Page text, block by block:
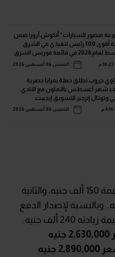
منصور للسيارات" أنكوش أرورا ضمن
قائمة أقوى 100 رئيس تنفيذي في الشرق
الأوسط لعام 2026 في قائمة فوربس الشرق
الخميس 06 أغسطس 2026
جروب تطلق حملة بمزايا حصرية
شهر أغسطس بالتعاون مع النادي
وتوتال إنرجيز للتسويق إيجيبت
الخميس 06 أغسطس 2026
ارتفع سعر الفئة الأولى بقيمة 150 ألف جنيه، والثانية
200 ألف جنيه.. وبالنسبة لإصدار الدفع